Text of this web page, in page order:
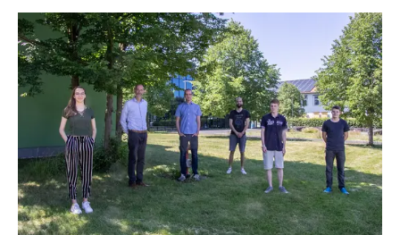
Fuel Cell Centre Rheinland-Pfalz
Nationalparkforschung
P2Broker
Perival
Robotix-Academy
S.U.N.-Projekt
Umweltinformationssysteme
Örtlicher Personalrat
Personensuche